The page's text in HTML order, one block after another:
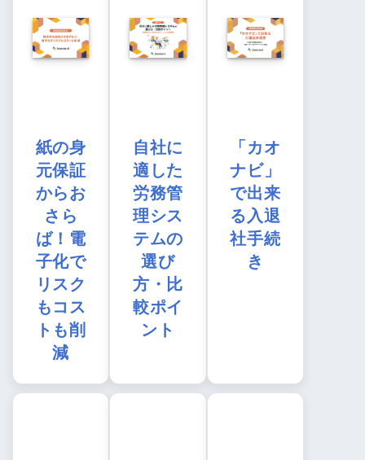
紙の身
元保証
からお
さら
ば！電
子化で
リスク
もコス
トも削
減
自社に
適した
労務管
理シス
テムの
選び
方・比
較ポイ
ント
「カオ
ナビ」
で出来
る入退
社手続
き